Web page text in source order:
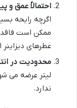
احتمالاً عمق و
اگرچه رایحه
ممکن است فاقد
عطرهای
محدودیت در
لیتر عرضه می
ندارد.